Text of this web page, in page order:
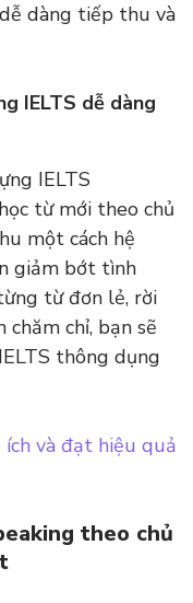
dàng tiếp thu và
IELTS dễ dàng
IELTS
từ mới theo chủ
một cách hệ
giảm bớt tình
từ đơn lẻ, rời
chỉ, bạn sẽ
thông dụng
ích và đạt hiệu quả
theo chủ